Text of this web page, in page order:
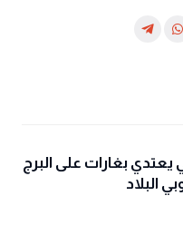
يعتدي بغارات على البرج
البلاد